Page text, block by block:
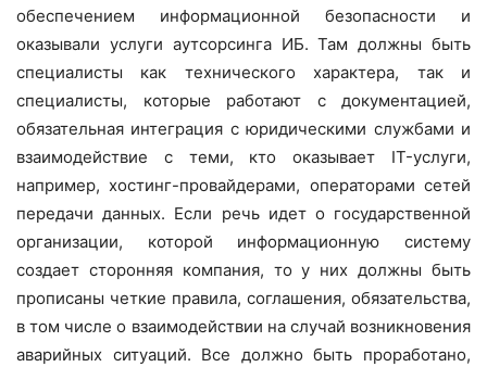
обеспечением информационной безопасности и
оказывали услуги аутсорсинга ИБ. Там должны быть
специалисты как технического характера, так и
специалисты, которые работают с документацией,
обязательная интеграция с юридическими службами и
взаимодействие с теми, кто оказывает IT-услуги,
например, хостинг-провайдерами, операторами сетей
передачи данных. Если речь идет о государственной
организации, которой информационную систему
создает сторонняя компания, то у них должны быть
прописаны четкие правила, соглашения, обязательства,
в том числе о взаимодействии на случай возникновения
аварийных ситуаций. Все должно быть проработано,